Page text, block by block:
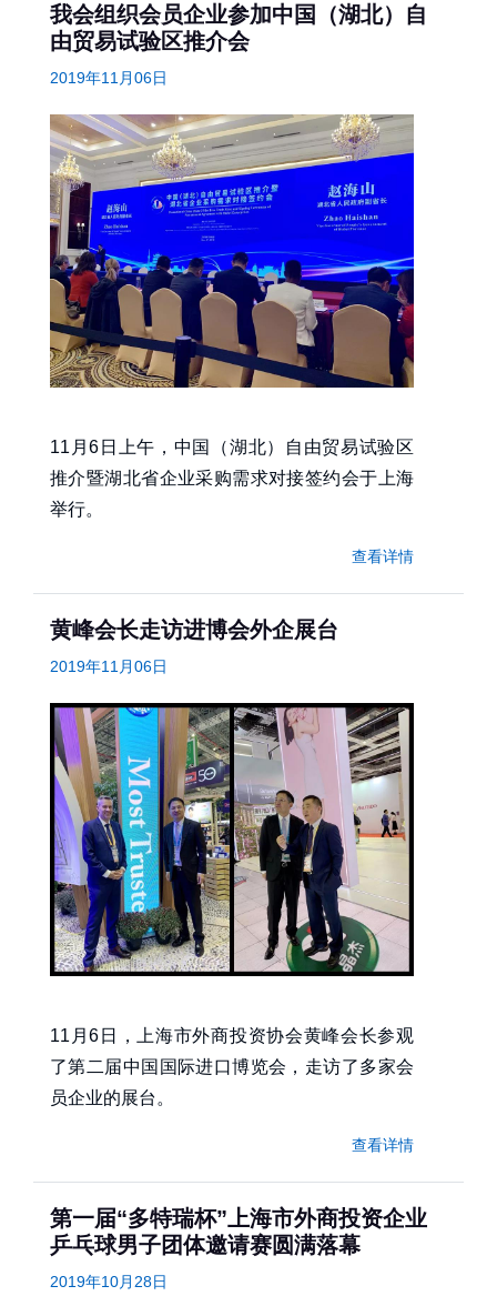
我会组织会员企业参加中国（湖北）自
由贸易试验区推介会
2019年11月06日
11月6日上午，中国（湖北）自由贸易试验区
推介暨湖北省企业采购需求对接签约会于上海
举行。
查看详情
黄峰会长走访进博会外企展台
2019年11月06日
11月6日，上海市外商投资协会黄峰会长参观
了第二届中国国际进口博览会，走访了多家会
员企业的展台。
查看详情
第一届“多特瑞杯”上海市外商投资企业
乒乓球男子团体邀请赛圆满落幕
2019年10月28日